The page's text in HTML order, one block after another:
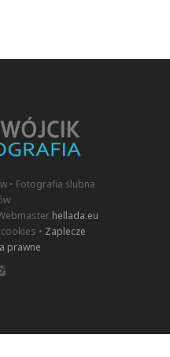
• Fotografia ślubna
hellada.eu
• Zaplecze
prawne